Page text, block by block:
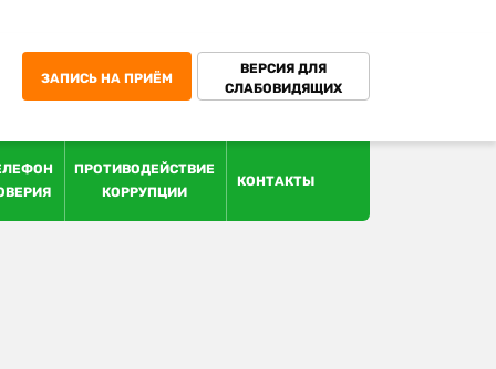
ЗАПИСЬ НА ПРИЁМ
ВЕРСИЯ ДЛЯ
СЛАБОВИДЯЩИХ
ПРОТИВОДЕЙСТВИЕ
КОРРУПЦИИ
КОНТАКТЫ